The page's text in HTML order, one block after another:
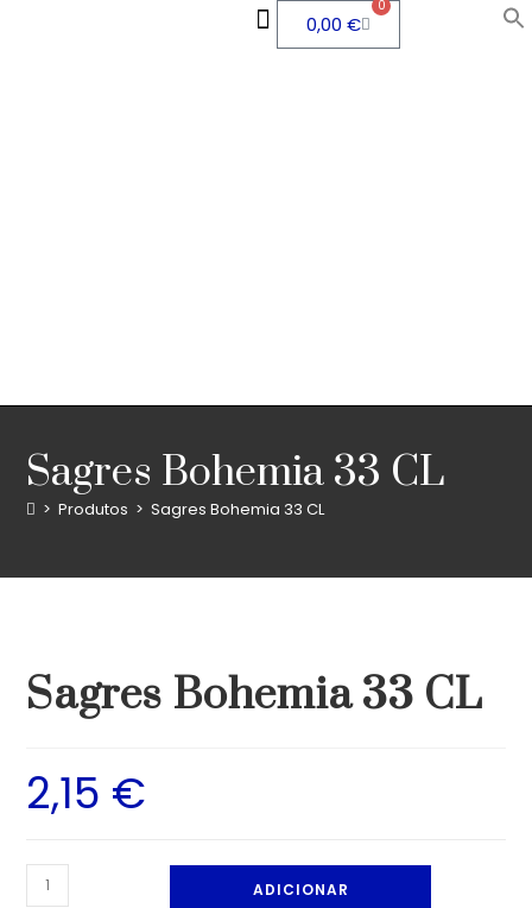
0,00€
0
Sagres Bohemia 33 CL
> Produtos > Sagres Bohemia 33 CL
Sagres Bohemia 33 CL
2,15 €
ADICIONAR